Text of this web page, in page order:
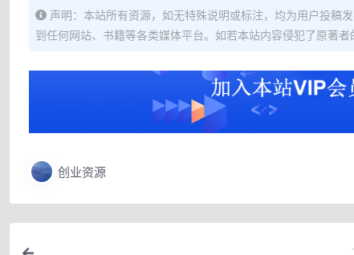
声明：本站所有资源，如无特殊说明或标注，均为用户投稿
到任何网站、书籍等各类媒体平台。如若本站内容侵犯了原著者
创业资源